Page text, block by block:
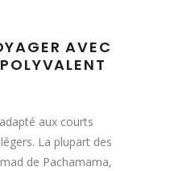
AVEC
aux courts
La plupart des
de Pachamama,